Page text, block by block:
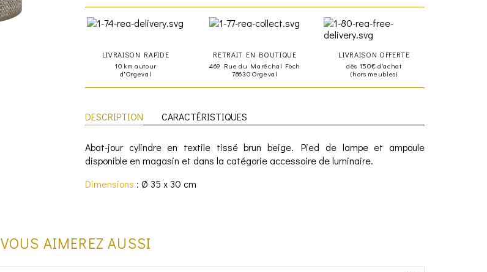
LIVRAISON RAPIDE
10 km autour
d'Orgeval
RETRAIT EN BOUTIQUE
469 Rue du Maréchal Foch
78630 Orgeval
LIVRAISON OFFERTE
dès 150€ d'achat
(hors meubles)
DESCRIPTION CARACTÉRISTIQUES
Abat-jour cylindre en textile tissé brun beige. Pied de lampe et ampoule
disponible en magasin et dans la catégorie accessoire de luminaire.
Dimensions : Ø 35 x 30 cm
VOUS AIMEREZ AUSSI